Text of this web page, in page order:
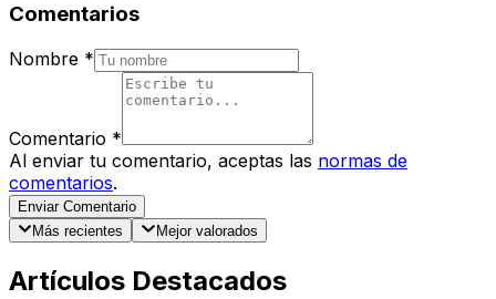
Comentarios
Nombre *
Comentario *
Al enviar tu comentario, aceptas las normas de
comentarios.
Enviar Comentario
Más recientes
Mejor valorados
Artículos Destacados